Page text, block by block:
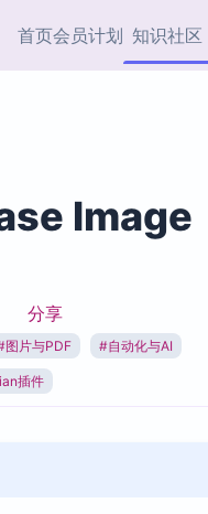
首页会员计划 知识社区
协作者
Zotero 专题
Obsidian 专题
件
资源与加速
Image
分享
图片与PDF #自动化与AI
插件